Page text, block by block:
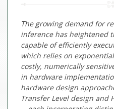
The growing demand for
inference has heightened
capable of efficiently
which relies on
costly, numerically
in hardware
hardware design
Transfer Level design and